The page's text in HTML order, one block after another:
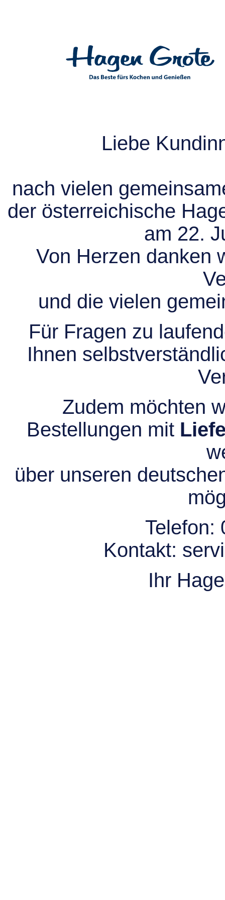
Liebe
nach vielen
der österreichische
am 22.
Von Herzen danken
und die vielen
Für Fragen zu
Ihnen
Zudem möchten
Bestellungen mit
über unseren
Telefon:
Kontakt:
Ihr